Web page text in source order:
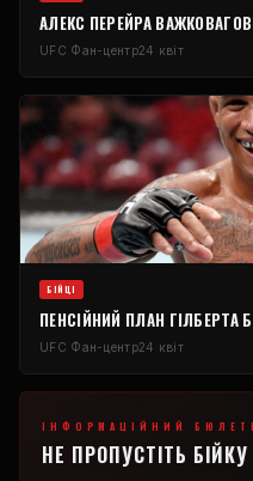
АЛЕКС ПЕРЕЙРА
UFC Фан-центр24 квіт
БІЙЦІ
ПЕНСІЙНИЙ ПЛАН ГІЛБЕРТА
UFC Фан-центр24 квіт
ІНФОРМАЦІЙНИЙ
НЕ ПРОПУСТІТЬ БІЙКУ